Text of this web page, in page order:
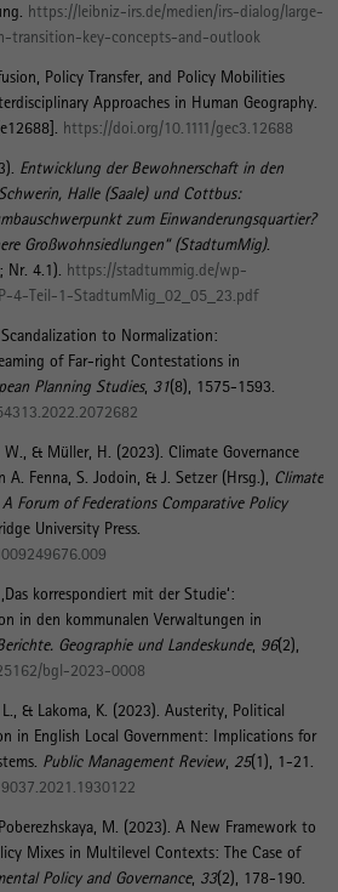
https://leibniz-irs.de/medien/irs-dialog/large-
transition-key-concepts-and-outlook
Policy Transfer, and Policy Mobilities
Approaches in Human Geography
https://doi.org/10.1111/gec3.12688
Entwicklung der Bewohnerschaft in den
Halle (Saale) und Cottbus:
zum Einwanderungsquartier?
Großwohnsiedlungen“ (StadtumMig).
4.1). https://stadtummig.de/wp-
4-Teil-1-StadtumMig_02_05_23.pdf
Scandalization to Normalization:
of Far-right Contestations in
Planning Studies, 31(8), 1575-1593.
W. , & Müller, H. (2023). Climate Governance
A. Fenna, S. Jodoin, & J. Setzer (Hrsg.), Climate
Forum of Federations Comparative Policy
University Press.
‚Das korrespondiert mit der Studie‘:
in den kommunalen Verwaltungen in
Geographie und Landeskunde, 96(2),
bgl-2023-0008
& Lakoma, K. (2023). Austerity, Political
in English Local Government: Implications for
Public Management Review, 25(1), 1-21.
M. (2023). A New Framework to
Mixes in Multilevel Contexts: The Case of
Policy and Governance, 33(2), 178-190.